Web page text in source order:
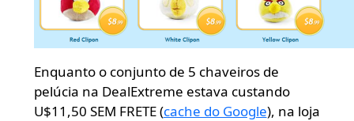
Enquanto o conjunto de 5 chaveiros de
pelúcia na DealExtreme estava custando
U$11,50 SEM FRETE (cache do Google), na loja